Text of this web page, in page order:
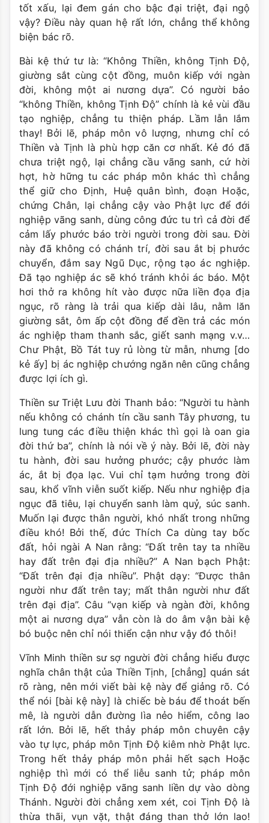
tốt xấu, lại đem gán cho bậc đại triệt, đại ngộ
vậy? Ðiều này quan hệ rất lớn, chẳng thể không
biện bác rõ.
Bài kệ thứ tư là: “Không Thiền, không Tịnh Ðộ,
giường sắt cùng cột đồng, muôn kiếp với ngàn
đời, không một ai nương dựa”. Có người bảo
“không Thiền, không Tịnh Ðộ” chính là kẻ vùi đầu
tạo nghiệp, chẳng tu thiện pháp. Lầm lẫn lắm
thay! Bởi lẽ, pháp môn vô lượng, nhưng chỉ có
Thiền và Tịnh là phù hợp căn cơ nhất. Kẻ đó đã
chưa triệt ngộ, lại chẳng cầu vãng sanh, cứ hời
hợt, hờ hững tu các pháp môn khác thì chẳng
thể giữ cho Ðịnh, Huệ quân bình, đoạn Hoặc,
chứng Chân, lại chẳng cậy vào Phật lực để đới
nghiệp vãng sanh, dùng công đức tu trì cả đời để
cảm lấy phước báo trời người trong đời sau. Đời
này đã không có chánh trí, đời sau ắt bị phước
chuyển, đắm say Ngũ Dục, rộng tạo ác nghiệp.
Ðã tạo nghiệp ác sẽ khó tránh khỏi ác báo. Một
hơi thở ra không hít vào được nữa liền đọa địa
ngục, rõ ràng là trải qua kiếp dài lâu, nằm lăn
giường sắt, ôm ấp cột đồng để đền trả các món
ác nghiệp tham thanh sắc, giết sanh mạng v.v…
Chư Phật, Bồ Tát tuy rủ lòng từ mẫn, nhưng [do
kẻ ấy] bị ác nghiệp chướng ngăn nên cũng chẳng
được lợi ích gì.
Thiền sư Triệt Lưu đời Thanh bảo: “Người tu hành
nếu không có chánh tín cầu sanh Tây phương, tu
lung tung các điều thiện khác thì gọi là oan gia
đời thứ ba”, chính là nói về ý này. Bởi lẽ, đời này
tu hành, đời sau hưởng phước; cậy phước làm
ác, ắt bị đọa lạc. Vui chỉ tạm hưởng trong đời
sau, khổ vĩnh viễn suốt kiếp. Nếu như nghiệp địa
ngục đã tiêu, lại chuyển sanh làm quỷ, súc sanh.
Muốn lại được thân người, khó nhất trong những
điều khó! Bởi thế, đức Thích Ca dùng tay bốc
đất, hỏi ngài A Nan rằng: “Ðất trên tay ta nhiều
hay đất trên đại địa nhiều?” A Nan bạch Phật:
“Ðất trên đại địa nhiều”. Phật dạy: “Ðược thân
người như đất trên tay; mất thân người như đất
trên đại địa”. Câu “vạn kiếp và ngàn đời, không
một ai nương dựa” vẫn còn là do âm vận bài kệ
bó buộc nên chỉ nói thiển cận như vậy đó thôi!
Vĩnh Minh thiền sư sợ người đời chẳng hiểu được
nghĩa chân thật của Thiền Tịnh, [chẳng] quán sát
rõ ràng, nên mới viết bài kệ này để giảng rõ. Có
thể nói [bài kệ này] là chiếc bè báu để thoát bến
mê, là người dẫn đường lìa nẻo hiểm, công lao
rất lớn. Bởi lẽ, hết thảy pháp môn chuyên cậy
vào tự lực, pháp môn Tịnh Ðộ kiêm nhờ Phật lực.
Trong hết thảy pháp môn phải hết sạch Hoặc
nghiệp thì mới có thể liễu sanh tử; pháp môn
Tịnh Ðộ đới nghiệp vãng sanh liền dự vào dòng
Thánh. Người đời chẳng xem xét, coi Tịnh Ðộ là
thừa thãi, vụn vặt, thật đáng than thở lớn lao!